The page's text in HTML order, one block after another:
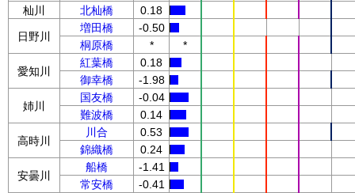
杣川
北杣橋 0.18
日野川
増田橋
-0.50
桐原橋
* *
愛知川
紅葉橋
0.18
御幸橋
-1.98
姉川
国友橋
-0.04
難波橋
0.14
高時川
川合
0.53
錦織橋
0.24
安曇川
船橋
-1.41
常安橋
-0.41